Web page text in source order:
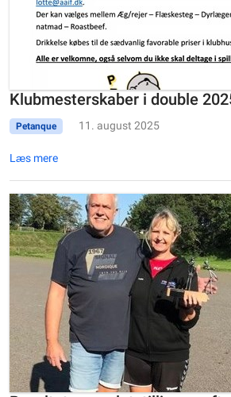
Klubmesterskaber i double
Petanque 11. august 2025
Læs mere